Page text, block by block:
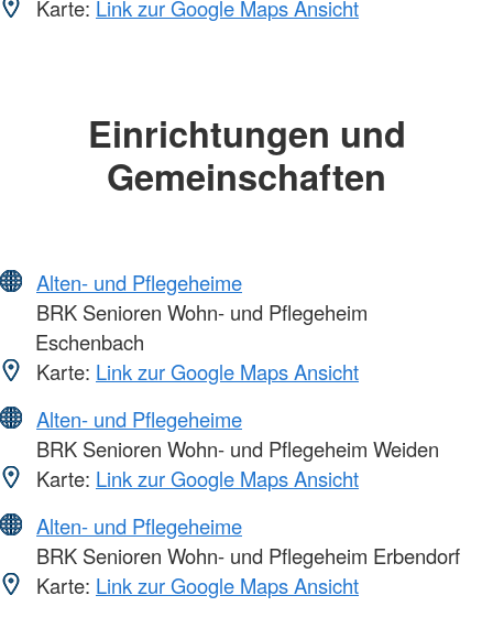
Karte: Link zur Google Maps Ansicht
Einrichtungen und
Gemeinschaften
Alten- und Pflegeheime
BRK Senioren Wohn- und Pflegeheim
Eschenbach
Karte: Link zur Google Maps Ansicht
Alten- und Pflegeheime
BRK Senioren Wohn- und Pflegeheim Weiden
Karte: Link zur Google Maps Ansicht
Alten- und Pflegeheime
BRK Senioren Wohn- und Pflegeheim Erbendorf
Karte: Link zur Google Maps Ansicht